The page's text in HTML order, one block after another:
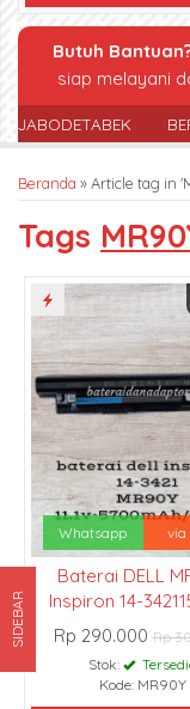
Butuh
siap melayani
JABODETABEK
Beranda »Article tag in
Tags
Whatsapp via
Baterai DELL
Inspiron 14-
Rp 290.000Rp
Stok:
Kode: MR90Y
SIDEBAR